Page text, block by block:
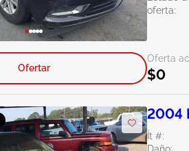
oferta:
Oferta
$0
Ofertar
2004
Ít #: